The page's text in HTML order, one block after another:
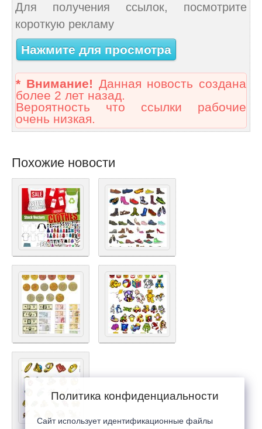
Для получения ссылок, посмотрите
короткую рекламу
Нажмите для просмотра
* Внимание! Данная новость создана
более 2 лет назад.
Вероятность что ссылки рабочие
очень низкая.
Похожие новости
Политика конфиденциальности
Сайт использует идентификационные файлы